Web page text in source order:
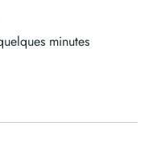
minutes